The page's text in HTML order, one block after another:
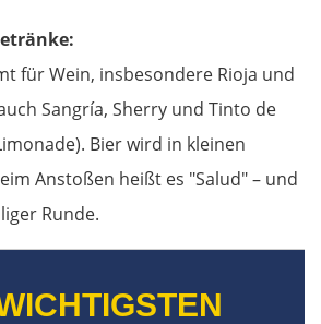
für Wein, insbesondere Rioja und
Sangría, Sherry und Tinto de
Bier wird in kleinen
Anstoßen heißt es "Salud" – und
Runde.